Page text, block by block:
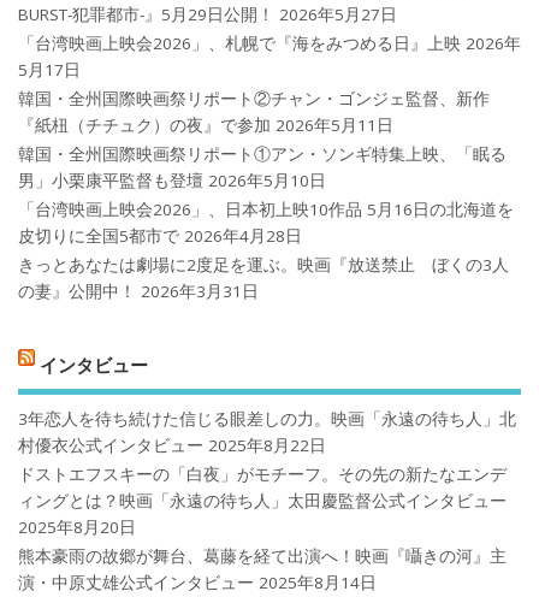
BURST-犯罪都市-』5月29日公開！
2026年5月27日
「台湾映画上映会2026」、札幌で『海をみつめる日』上映 2026年
5月17日
韓国・全州国際映画祭リポート②チャン・ゴンジェ監督、新作
『紙杻（チチュク）の夜』で参加 2026年5月11日
韓国・全州国際映画祭リポート①アン・ソンギ特集上映、「眠る
男」小栗康平監督も登壇 2026年5月10日
「台湾映画上映会2026」、日本初上映10作品 5月16日の北海道を
皮切りに全国5都市で 2026年4月28日
きっとあなたは劇場に2度足を運ぶ。映画『放送禁止 ぼくの3人
の妻』公開中！
2026年3月31日
インタビュー
3年恋人を待ち続けた信じる眼差しの力。映画「永遠の待ち人」北
村優衣公式インタビュー 2025年8月22日
ドストエフスキーの「白夜」がモチーフ。その先の新たなエンデ
ィングとは？映画「永遠の待ち人」太田慶監督公式インタビュー
2025年8月20日
熊本豪雨の故郷が舞台、葛藤を経て出演へ！映画『囁きの河』主
演・中原丈雄公式インタビュー 2025年8月14日